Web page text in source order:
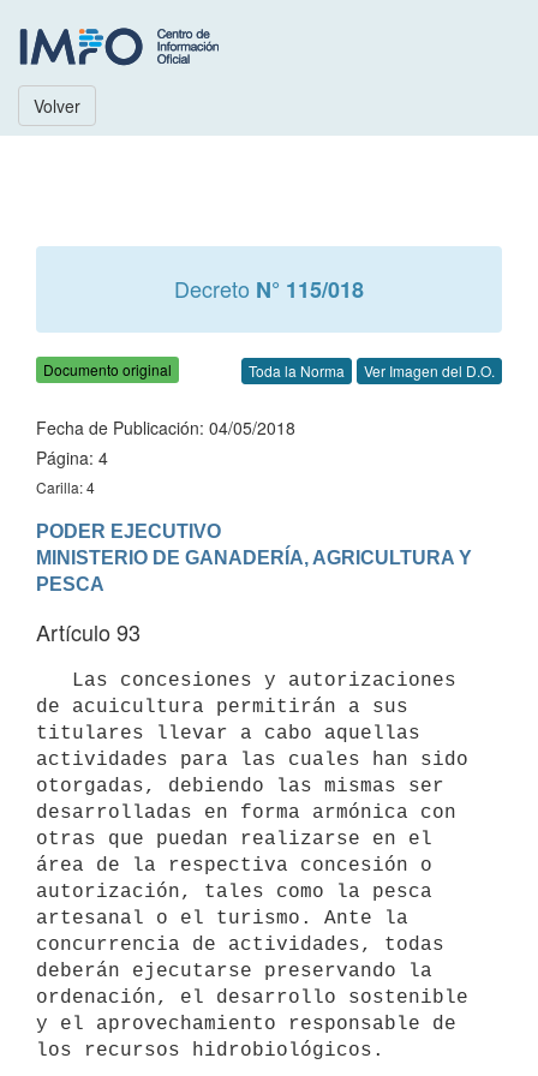
Volver
Decreto N° 115/018
Documento original Toda la Norma Ver Imagen del D.O.
Fecha de Publicación: 04/05/2018
Página: 4
Carilla: 4
PODER EJECUTIVO
MINISTERIO DE GANADERÍA, AGRICULTURA Y
Artículo 93
de acuicultura permitirán a sus
titulares llevar a cabo aquellas
actividades para las cuales han sido
otorgadas, debiendo las mismas ser
desarrolladas en forma armónica con
otras que puedan realizarse en el
área de la respectiva concesión o
autorización, tales como la pesca
artesanal o el turismo. Ante la
concurrencia de actividades, todas
deberán ejecutarse preservando la
ordenación, el desarrollo sostenible
y el aprovechamiento responsable de